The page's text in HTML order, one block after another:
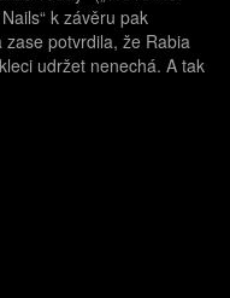
k závěru pak
potvrdila, že Rabia
udržet nenechá. A tak